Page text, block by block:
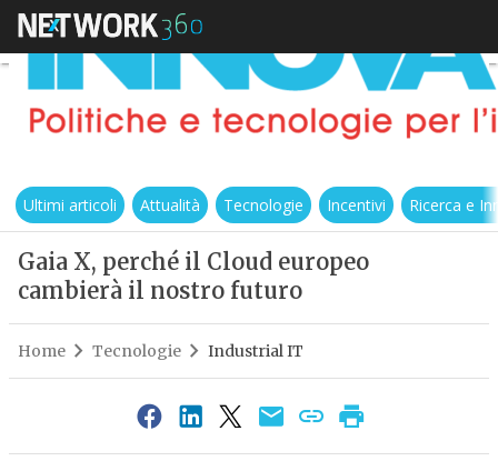
Ultimi articoli Attualità Tecnologie Incentivi Ricerca e
Gaia X, perché il Cloud europeo
cambierà il nostro futuro
Home Tecnologie Industrial IT